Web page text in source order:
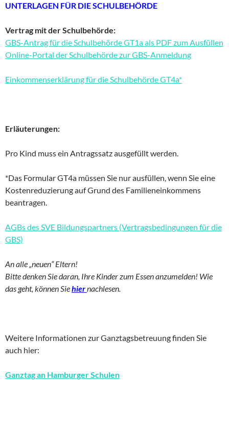
UNTERLAGEN FÜR DIE SCHULBEHÖRDE
Vertrag mit der Schulbehörde:
GBS-Antrag für die Schulbehörde GT1a als PDF zum Ausfüllen
Online-Portal der Schulbehörde zur GBS-Anmeldung
Einkommenserklärung für die Schulbehörde GT4a*
Erläuterungen:
Pro Kind muss ein Antragssatz ausgefüllt werden.
*Das Formular GT4a müssen Sie nur ausfüllen, wenn Sie eine
Kostenreduzierung auf Grund des Familieneinkommens
beantragen.
AGBs des SVE Bildungspartners (Vertragsbedingungen für die
GBS)
An alle „neuen“ Eltern!
Bitte denken Sie daran, Ihre Kinder zum Essen anzumelden! Wie
das geht, können Siehiernachlesen.
Weitere Informationen zur Ganztagsbetreuung finden Sie
auch hier:
Ganztag an Hamburger Schulen